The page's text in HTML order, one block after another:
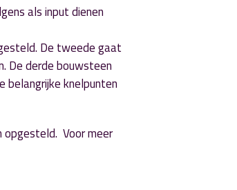
als input dienen
De tweede gaat
De derde bouwsteen
belangrijke knelpunten
opgesteld. Voor meer